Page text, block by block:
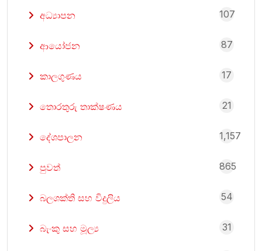
අධ්‍යාපන 107
ආයෝජන 87
කාලගුණය 17
තොරතුරු තාක්ෂණය 21
දේශපාලන 1,157
පුවත් 865
බලශක්ති සහ විදුලිය 54
බැංකු සහ මූල්‍ය 31